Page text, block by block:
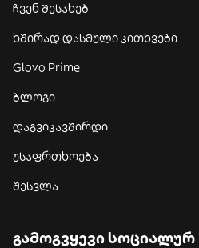
ჩვენ შესახებ
ხშირად დასმული კითხვები
Glovo Prime
ბლოგი
დაგვიკავშირდი
უსაფრთხოება
შესვლა
გამოგვყევი